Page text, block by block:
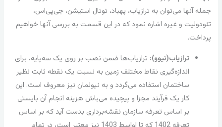
جمله آنها می‌توان به ترازیاب، پهباد، توتال استیشن، جی‌پی‌اس،
تئودولیت و غیره اشاره نمود که در این قسمت به بررسی آنها خواهیم
پرداخت.
ترازیاب(نیوو): ترازیاب‌ها ضمن نصب بر روی یک سه‌پایه، برای
اندازه‌گیری نقاط مختلف زمین به نسبت یک نقطه ثابت نظیر
ساختمان استفاده می‌گردد و به نیولمان نیز معروف است. این
کار یک فرآیند مجزا و پیچیده می‌باش هزینه انجام آن بایستی
بر اساس تعرفه سازمان نقشه‌برداری بدست آید که بر اساس